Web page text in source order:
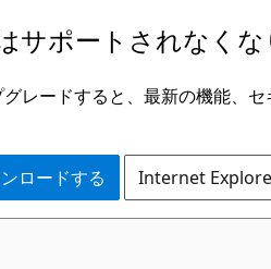
サポートされなくな
レードすると、最新の機能、
ロードする Internet